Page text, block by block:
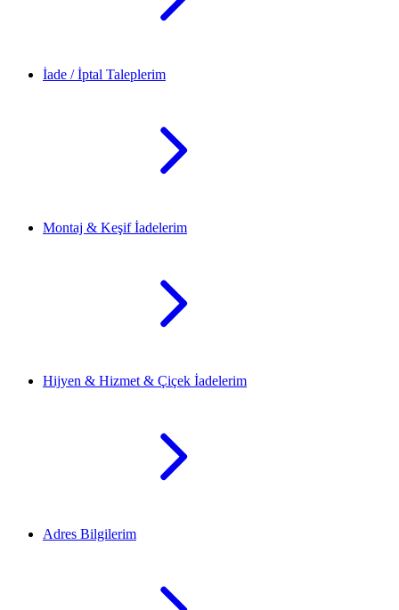
İade / İptal Taleplerim
Montaj & Keşif İadelerim
Hijyen & Hizmet & Çiçek İadelerim
Adres Bilgilerim